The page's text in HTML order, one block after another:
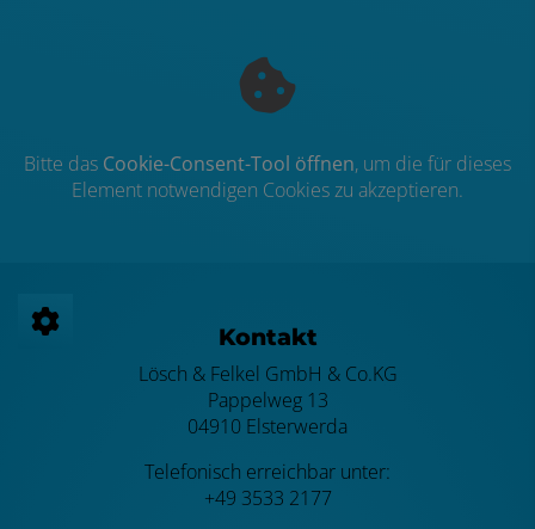
Bitte das Cookie-Consent-Tool öffnen, um die für dieses
Element notwendigen Cookies zu akzeptieren.
Footer - Kontaktdaten und
Kontakt
Lösch & Felkel GmbH & Co.KG
Pappelweg 13
04910 Elsterwerda
Telefonisch erreichbar unter:
+49 3533 2177